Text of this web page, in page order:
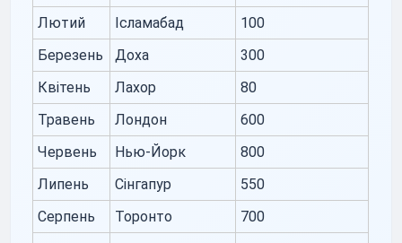
Лютий
Ісламабад
100
Березень
Доха
300
Квітень
Лахор
80
Травень
Лондон
600
Червень
Нью-Йорк
800
Липень
Сінгапур
550
Серпень
Торонто
700